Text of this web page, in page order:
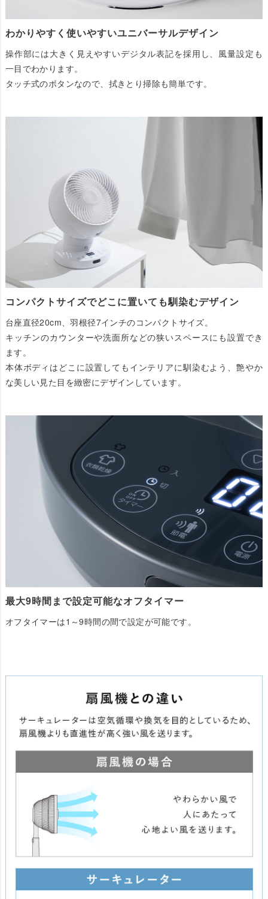
わかりやすく使いやすいユニバーサルデザイン
操作部には大きく見えやすいデジタル表記を採用し、風量設定も
一目でわかります。
タッチ式のボタンなので、拭きとり掃除も簡単です。
コンパクトサイズでどこに置いても馴染むデザイン
台座直径20cm、羽根径7インチのコンパクトサイズ。
キッチンのカウンターや洗面所などの狭いスペースにも設置でき
ます。
本体ボディはどこに設置してもインテリアに馴染むよう、艶やか
な美しい見た目を緻密にデザインしています。
最大9時間まで設定可能なオフタイマー
オフタイマーは1～9時間の間で設定が可能です。